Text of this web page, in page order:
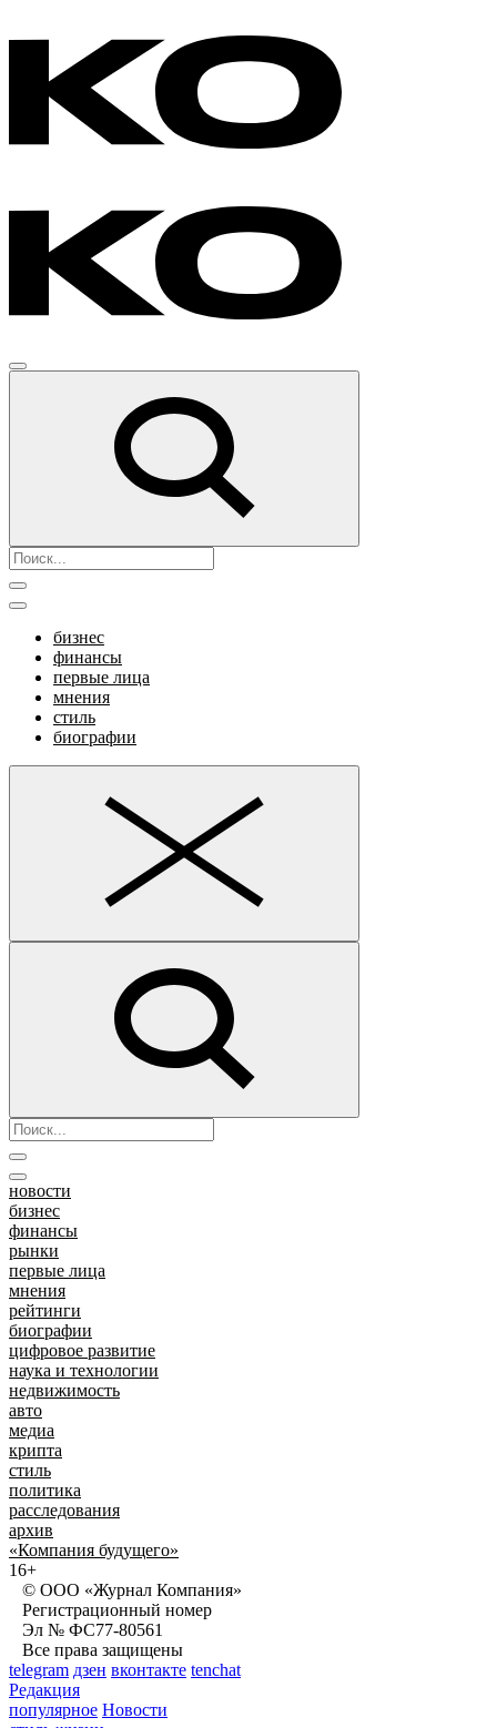
бизнес
финансы
первые лица
мнения
стиль
биографии
новости
бизнес
финансы
рынки
первые лица
мнения
рейтинги
биографии
цифровое развитие
наука и технологии
недвижимость
авто
медиа
крипта
стиль
политика
расследования
архив
«Компания будущего»
16+
© ООО «Журнал Компания»
Регистрационный номер
Эл № ФС77-80561
Все права защищены
telegram дзен вконтакте tenchat
Редакция
популярное Новости